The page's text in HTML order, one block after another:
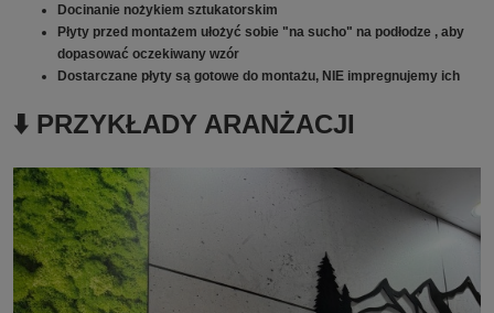
Docinanie nożykiem sztukatorskim
Płyty przed montażem ułożyć sobie "na sucho" na podłodze , aby
dopasować oczekiwany wzór
Dostarczane płyty są gotowe do montażu, NIE impregnujemy ich
⬇️ PRZYKŁADY ARANŻACJI